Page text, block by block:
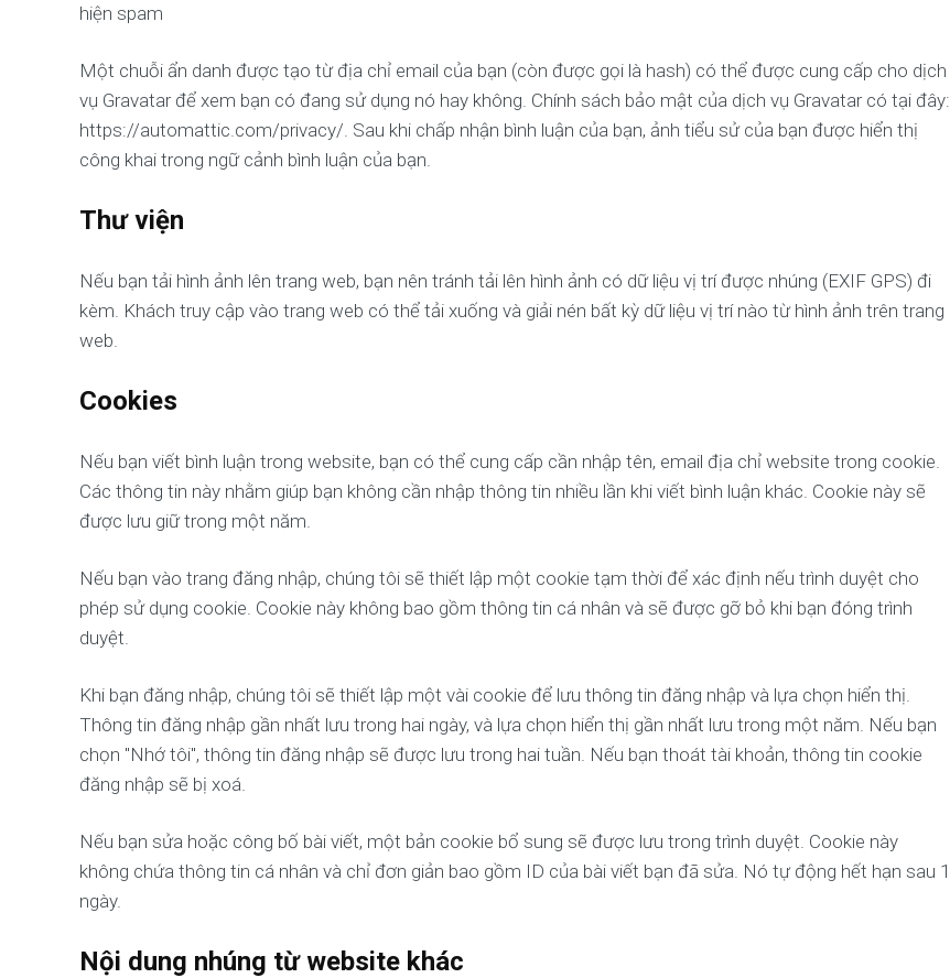
hiện spam
Một chuỗi ẩn danh được tạo từ địa chỉ email của bạn (còn được gọi là hash) có thể được cung cấp cho dịch
vụ Gravatar để xem bạn có đang sử dụng nó hay không. Chính sách bảo mật của dịch vụ Gravatar có tại đây:
https://automattic.com/privacy/. Sau khi chấp nhận bình luận của bạn, ảnh tiểu sử của bạn được hiển thị
công khai trong ngữ cảnh bình luận của bạn.
Thư viện
Nếu bạn tải hình ảnh lên trang web, bạn nên tránh tải lên hình ảnh có dữ liệu vị trí được nhúng (EXIF GPS) đi
kèm. Khách truy cập vào trang web có thể tải xuống và giải nén bất kỳ dữ liệu vị trí nào từ hình ảnh trên trang
web.
Cookies
Nếu bạn viết bình luận trong website, bạn có thể cung cấp cần nhập tên, email địa chỉ website trong cookie.
Các thông tin này nhằm giúp bạn không cần nhập thông tin nhiều lần khi viết bình luận khác. Cookie này sẽ
được lưu giữ trong một năm.
Nếu bạn vào trang đăng nhập, chúng tôi sẽ thiết lập một cookie tạm thời để xác định nếu trình duyệt cho
phép sử dụng cookie. Cookie này không bao gồm thông tin cá nhân và sẽ được gỡ bỏ khi bạn đóng trình
duyệt.
Khi bạn đăng nhập, chúng tôi sẽ thiết lập một vài cookie để lưu thông tin đăng nhập và lựa chọn hiển thị.
Thông tin đăng nhập gần nhất lưu trong hai ngày, và lựa chọn hiển thị gần nhất lưu trong một năm. Nếu bạn
chọn "Nhớ tôi", thông tin đăng nhập sẽ được lưu trong hai tuần. Nếu bạn thoát tài khoản, thông tin cookie
đăng nhập sẽ bị xoá.
Nếu bạn sửa hoặc công bố bài viết, một bản cookie bổ sung sẽ được lưu trong trình duyệt. Cookie này
không chứa thông tin cá nhân và chỉ đơn giản bao gồm ID của bài viết bạn đã sửa. Nó tự động hết hạn sau 1
ngày.
Nội dung nhúng từ website khác